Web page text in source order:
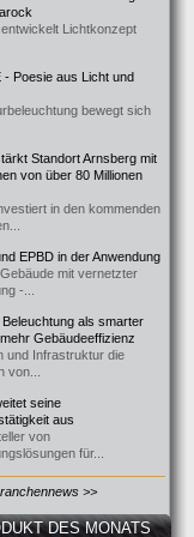
Lichtkonzept
- Poesie aus Licht und
bewegt sich
Standort Arnsberg mit
von über 80 Millionen
in den kommenden
EPBD in der Anwendung
mit vernetzter
-...
als smarter
Gebäudeeffizienz
und Infrastruktur die
von...
seine
aus
von
für...
>>
DES MONATS